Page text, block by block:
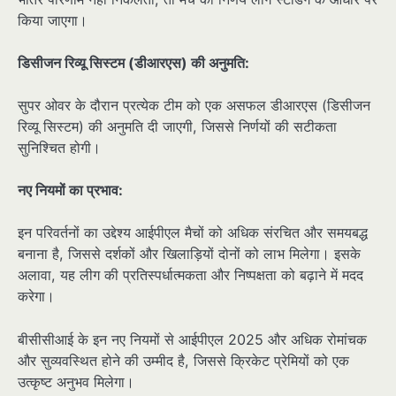
किया जाएगा।
डिसीजन रिव्यू सिस्टम (डीआरएस) की अनुमति:
सुपर ओवर के दौरान प्रत्येक टीम को एक असफल डीआरएस (डिसीजन
रिव्यू सिस्टम) की अनुमति दी जाएगी, जिससे निर्णयों की सटीकता
सुनिश्चित होगी।
नए नियमों का प्रभाव:
इन परिवर्तनों का उद्देश्य आईपीएल मैचों को अधिक संरचित और समयबद्ध
बनाना है, जिससे दर्शकों और खिलाड़ियों दोनों को लाभ मिलेगा। इसके
अलावा, यह लीग की प्रतिस्पर्धात्मकता और निष्पक्षता को बढ़ाने में मदद
करेगा।
बीसीसीआई के इन नए नियमों से आईपीएल 2025 और अधिक रोमांचक
और सुव्यवस्थित होने की उम्मीद है, जिससे क्रिकेट प्रेमियों को एक
उत्कृष्ट अनुभव मिलेगा।